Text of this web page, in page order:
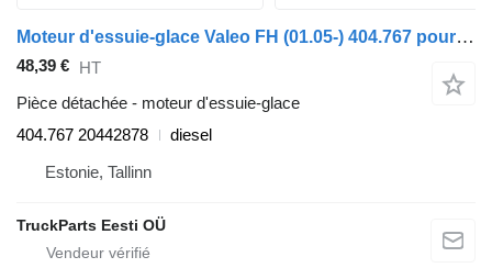
Moteur d'essuie-glace Valeo FH (01.05-) 404.767 pour tracteur routier Volvo FH12, FH16, NH12, FH, VNL780 (1993-2014)
48,39 € HT
Pièce détachée - moteur d'essuie-glace
404.767 20442878
diesel
Estonie, Tallinn
TruckParts Eesti OÜ